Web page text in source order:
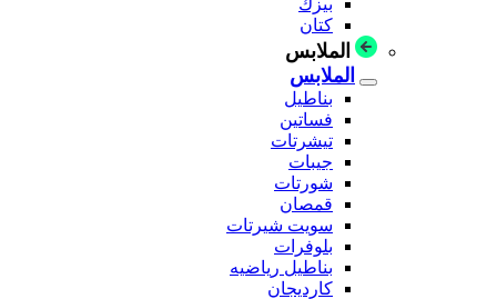
بيزك
كتان
الملابس
الملابس
بناطيل
فساتين
تيشرتات
جيبات
شورتات
قمصان
سويت شيرتات
بلوفرات
بناطيل رياضيه
كارديجان